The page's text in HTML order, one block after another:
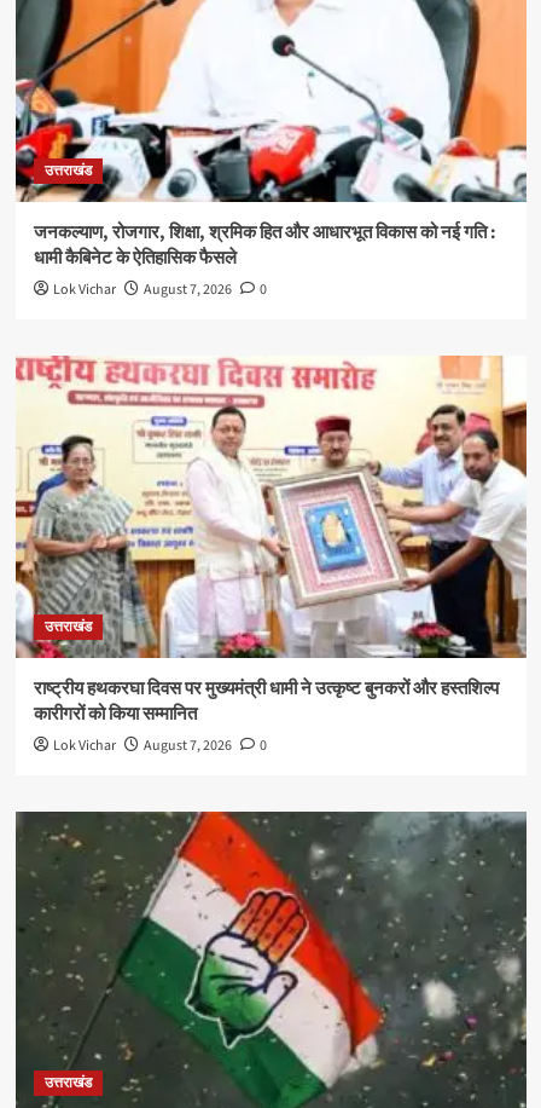
उत्तराखंड
जनकल्याण, रोजगार, शिक्षा, श्रमिक हित और आधारभूत विकास को नई गति :
धामी कैबिनेट के ऐतिहासिक फैसले
Lok Vichar August 7, 2026 0
उत्तराखंड
राष्ट्रीय हथकरघा दिवस पर मुख्यमंत्री धामी ने उत्कृष्ट बुनकरों और हस्तशिल्प
कारीगरों को किया सम्मानित
Lok Vichar August 7, 2026 0
उत्तराखंड